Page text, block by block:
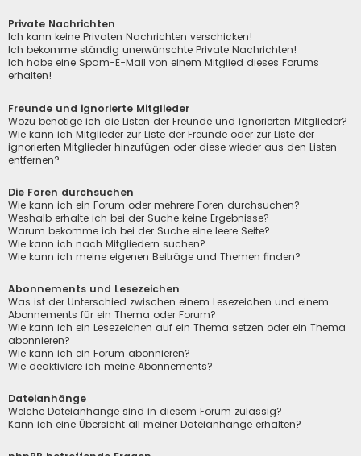
Private Nachrichten
Ich kann keine Privaten Nachrichten verschicken!
Ich bekomme ständig unerwünschte Private Nachrichten!
Ich habe eine Spam-E-Mail von einem Mitglied dieses Forums
erhalten!
Freunde und ignorierte Mitglieder
Wozu benötige ich die Listen der Freunde und ignorierten Mitglieder?
Wie kann ich Mitglieder zur Liste der Freunde oder zur Liste der
ignorierten Mitglieder hinzufügen oder diese wieder aus den Listen
entfernen?
Die Foren durchsuchen
Wie kann ich ein Forum oder mehrere Foren durchsuchen?
Weshalb erhalte ich bei der Suche keine Ergebnisse?
Warum bekomme ich bei der Suche eine leere Seite?
Wie kann ich nach Mitgliedern suchen?
Wie kann ich meine eigenen Beiträge und Themen finden?
Abonnements und Lesezeichen
Was ist der Unterschied zwischen einem Lesezeichen und einem
Abonnements für ein Thema oder Forum?
Wie kann ich ein Lesezeichen auf ein Thema setzen oder ein Thema
abonnieren?
Wie kann ich ein Forum abonnieren?
Wie deaktiviere ich meine Abonnements?
Dateianhänge
Welche Dateianhänge sind in diesem Forum zulässig?
Kann ich eine Übersicht all meiner Dateianhänge erhalten?